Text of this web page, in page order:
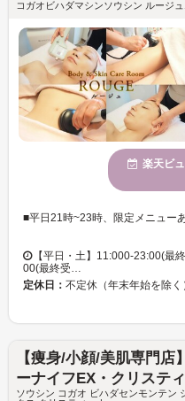
コガオビハダマシンソウシン ルージュ
楽天ビ
【平日・土】11:000-23:00(
00(最終受…
定休日： 不定休（年末年始を除く
【痩身/小顔/美肌専門
ーナイフEX・クリステ
ソウシン コガオ ビハダセンモンテン